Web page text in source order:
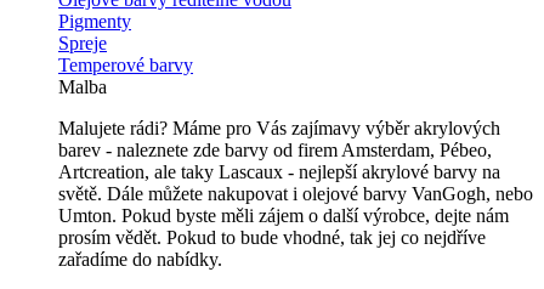
Pigmenty
Spreje
Temperové barvy
Malba
Malujete rádi? Máme pro Vás zajímavy výběr akrylových
barev - naleznete zde barvy od firem Amsterdam, Pébeo,
Artcreation, ale taky Lascaux - nejlepší akrylové barvy na
světě. Dále můžete nakupovat i olejové barvy VanGogh, nebo
Umton. Pokud byste měli zájem o další výrobce, dejte nám
prosím vědět. Pokud to bude vhodné, tak jej co nejdříve
zařadíme do nabídky.